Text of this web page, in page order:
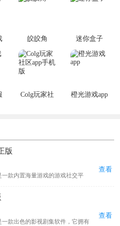
皎皎角 迷你盒子
Colg玩家社
橙光游戏app
版
一款内置海量游戏的游戏社交平
生活，通过分享帖子寻找志同道合
玩家还能在上面找到大神编写的各
游戏技巧，欢迎感兴趣的朋友下载
查看
一款出色的影视剧集软件，它拥有
查看